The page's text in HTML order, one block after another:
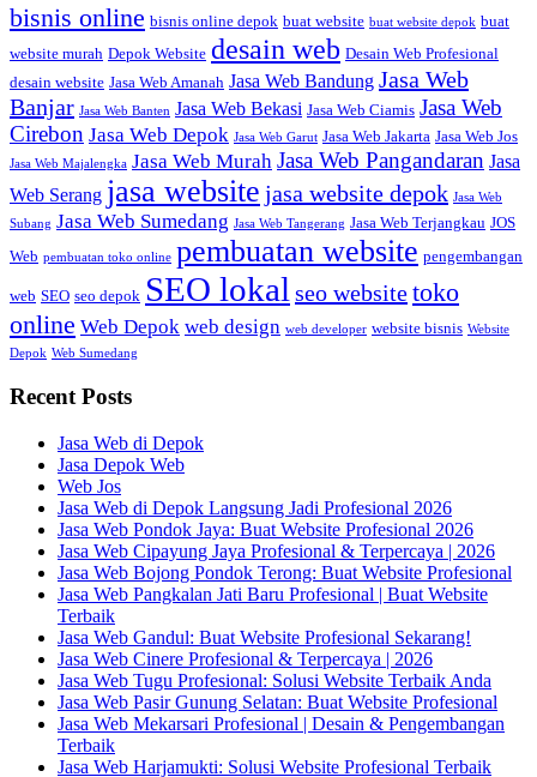
bisnis online bisnis online depok buat website buat website depok buat
website murah Depok Website desain web Desain Web Profesional
desain website Jasa Web Amanah Jasa Web Bandung Jasa Web
Banjar Jasa Web Banten Jasa Web Bekasi Jasa Web Ciamis Jasa Web
Cirebon Jasa Web Depok Jasa Web Garut Jasa Web Jakarta Jasa Web Jos
Jasa Web Majalengka Jasa Web Murah Jasa Web Pangandaran Jasa
Web Serang jasa website jasa website depok Jasa Web
Subang Jasa Web Sumedang Jasa Web Tangerang Jasa Web Terjangkau JOS
Web pembuatan toko online pembuatan website pengembangan
web SEO seo depok SEO lokal seo websitetoko
online Web Depok web design web developer website bisnis Website
Depok Web Sumedang
Recent Posts
Jasa Web di Depok
Jasa Depok Web
Web Jos
Jasa Web di Depok Langsung Jadi Profesional 2026
Jasa Web Pondok Jaya: Buat Website Profesional 2026
Jasa Web Cipayung Jaya Profesional & Terpercaya | 2026
Jasa Web Bojong Pondok Terong: Buat Website Profesional
Jasa Web Pangkalan Jati Baru Profesional | Buat Website
Terbaik
Jasa Web Gandul: Buat Website Profesional Sekarang!
Jasa Web Cinere Profesional & Terpercaya | 2026
Jasa Web Tugu Profesional: Solusi Website Terbaik Anda
Jasa Web Pasir Gunung Selatan: Buat Website Profesional
Jasa Web Mekarsari Profesional | Desain & Pengembangan
Terbaik
Jasa Web Harjamukti: Solusi Website Profesional Terbaik